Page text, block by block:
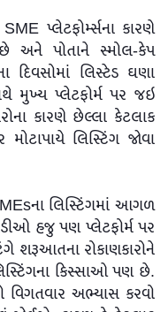
પ્લેટફોર્મ્સના કારણે
પોતાને સ્મોલ-કેપ
લિસ્ટેડ ઘણા
મુખ્ય પ્લેટફોર્મ પર જઇ
કારણે છેલ્લા કેટલાક
મોટાપાયે લિસ્ટિંગ જોવા
લિસ્ટિંગમાં આગળ
હજુ પણ પ્લેટફોર્મ પર
શરૂઆતના રોકાણકારોને
કિસ્સાઓ પણ છે.
વિગતવાર અભ્યાસ કરવો